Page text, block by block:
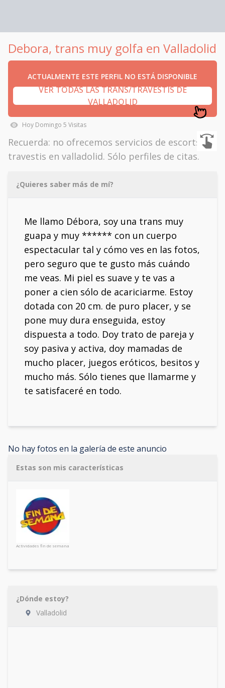
Debora, trans muy golfa en Valladolid
ACTUALMENTE ESTE PERFIL NO ESTÁ DISPONIBLE
VER TODAS LAS TRANS/TRAVESTIS DE
VALLADOLID
Hoy Domingo 5 Visitas
Recuerda: no ofrecemos servicios de escorts
travestis en valladolid. Sólo perfiles de citas.
¿Quieres saber más de mí?
Me llamo Débora, soy una trans muy
guapa y muy ****** con un cuerpo
espectacular tal y cómo ves en las fotos,
pero seguro que te gusto más cuándo
me veas. Mi piel es suave y te vas a
poner a cien sólo de acariciarme. Estoy
dotada con 20 cm. de puro placer, y se
pone muy dura enseguida, estoy
dispuesta a todo. Doy trato de pareja y
soy pasiva y activa, doy mamadas de
mucho placer, juegos eróticos, besitos y
mucho más. Sólo tienes que llamarme y
te satisfaceré en todo.
No hay fotos en la galería de este anuncio
Estas son mis características
Actividades fin de semana
¿Dónde estoy?
Valladolid